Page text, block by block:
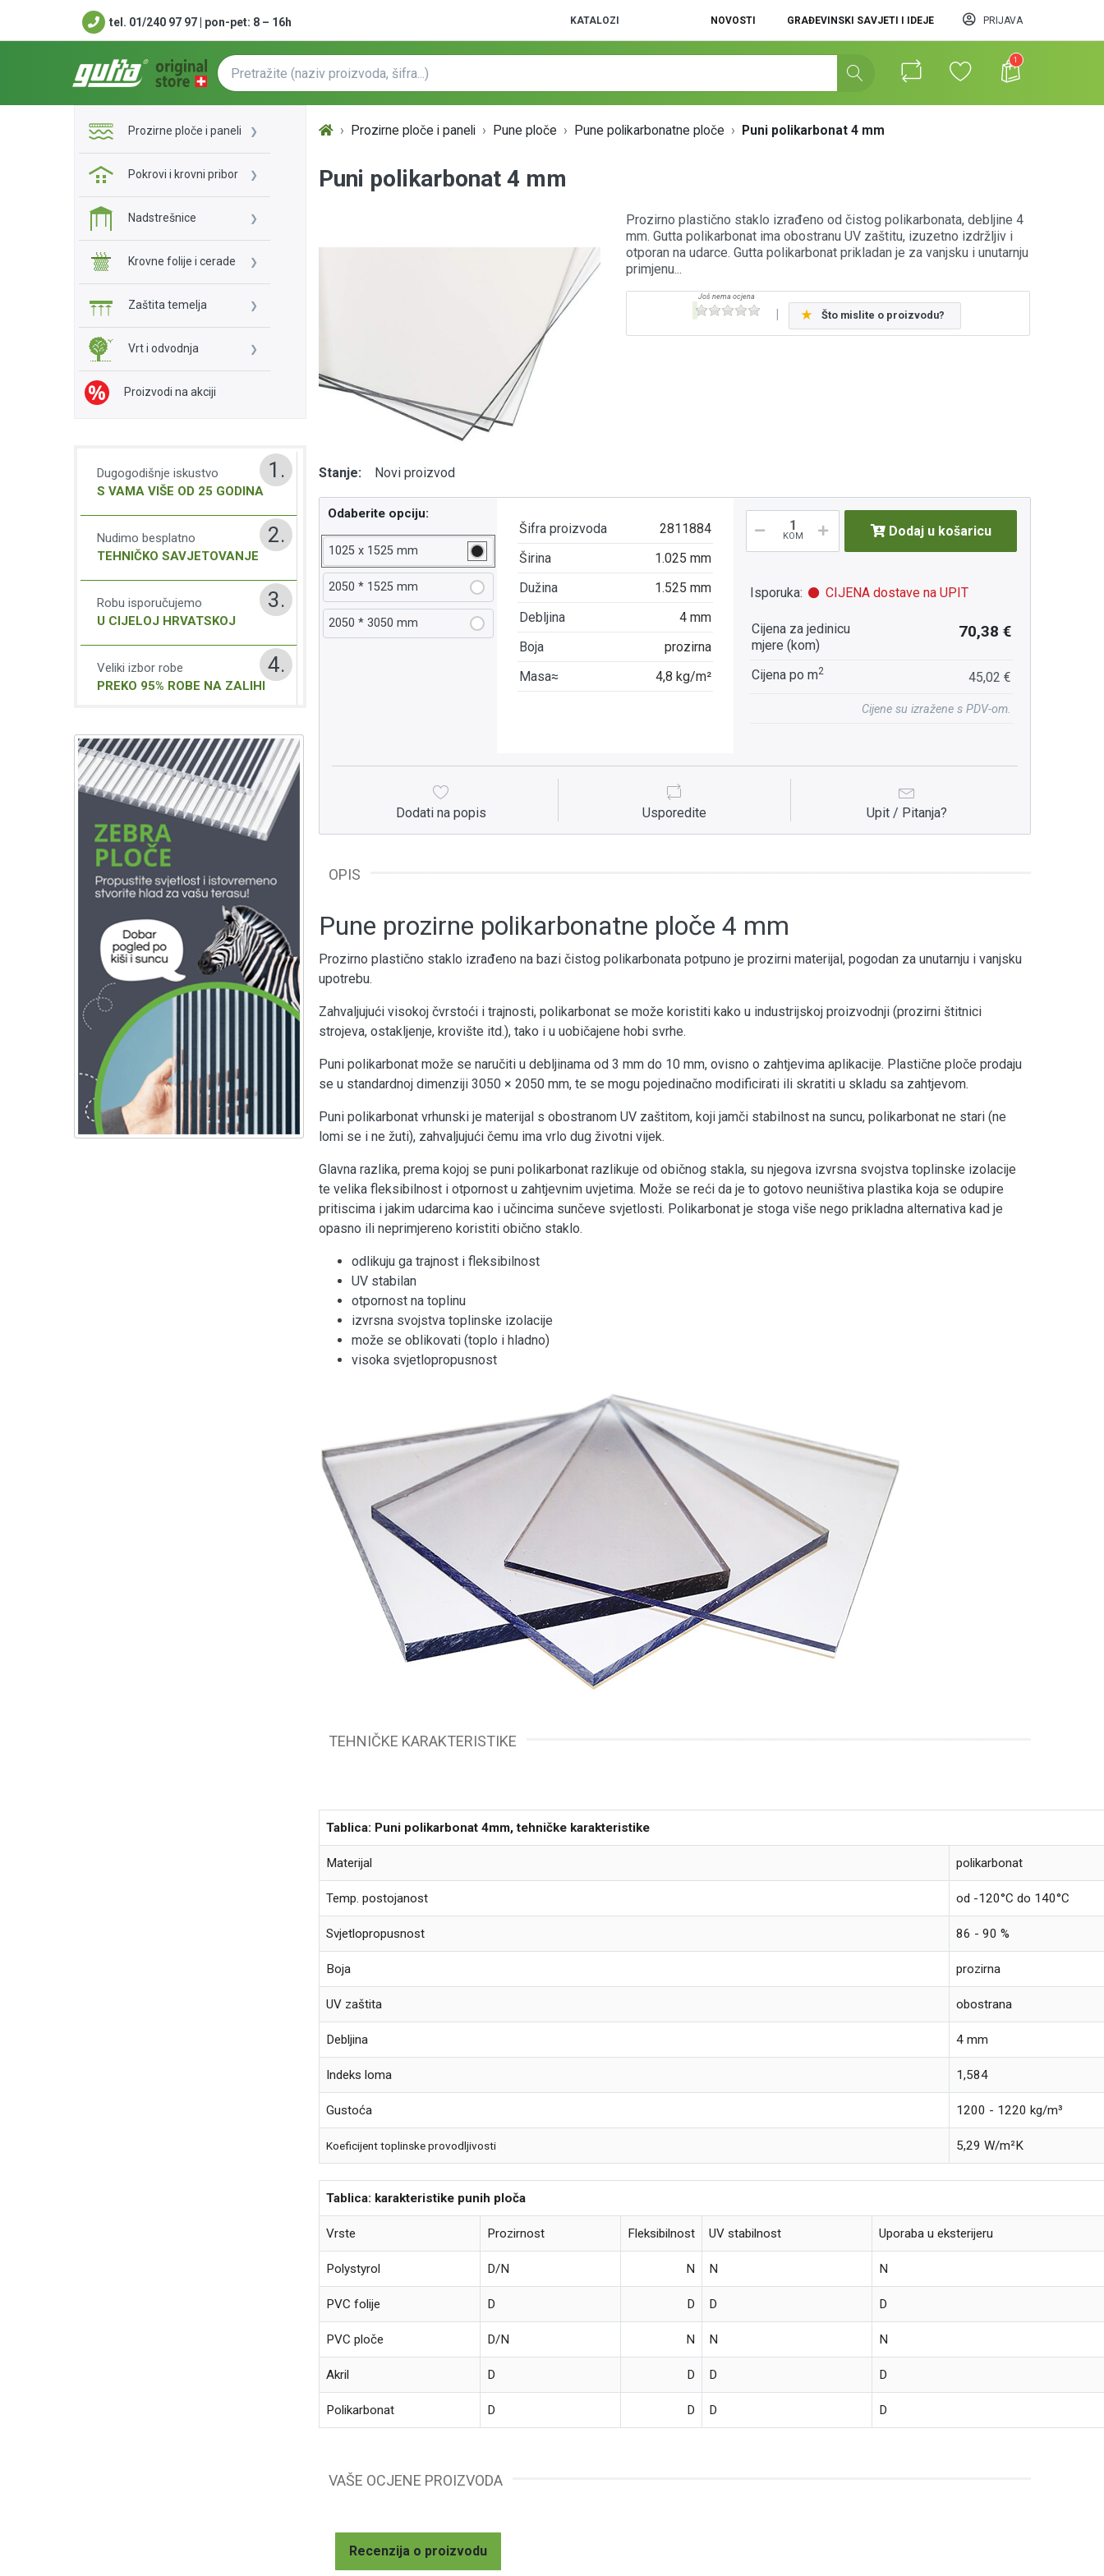
tel. 01/240 97 97 | pon-pet: 8 – 16h KATALOZI NOVOSTI GRAĐEVINSKI SAVJETI I IDEJE PRIJAVA
1
Prozirne ploče i paneli
Pokrovi i krovni pribor
Nadstrešnice
Krovne folije i cerade
Zaštita temelja
Vrt i odvodnja
Proizvodi na akciji
1.
Dugogodišnje iskustvo
S VAMA VIŠE OD 25 GODINA
2.
Nudimo besplatno
TEHNIČKO SAVJETOVANJE
3.
Robu isporučujemo
U CIJELOJ HRVATSKOJ
4.
Veliki izbor robe
PREKO 95% ROBE NA ZALIHI
Prozirne ploče i paneli Pune ploče Pune polikarbonatne ploče Puni polikarbonat 4 mm
Puni polikarbonat 4 mm
Prozirno plastično staklo izrađeno od čistog polikarbonata, debljine 4
mm. Gutta polikarbonat ima obostranu UV zaštitu, izuzetno izdržljiv i
otporan na udarce. Gutta polikarbonat prikladan je za vanjsku i unutarnju
primjenu...
Što mislite o proizvodu?
Stanje: Novi proizvod
Odaberite opciju:
1025 x 1525 mm
2050 * 1525 mm
2050 * 3050 mm
Šifra proizvoda
2811884
Širina
1.025 mm
Dužina
1.525 mm
Debljina
4 mm
Boja
prozirna
Masa≈
4,8 kg/m²
KOM Dodaj u košaricu
Isporuka: CIJENA dostave na UPIT
Cijena za jedinicu
mjere (kom)
70,38 €
Cijena po m2 45,02 €
Cijene su izražene s PDV-om.
Dodati na popis Usporedite Upit / Pitanja?
OPIS
Pune prozirne polikarbonatne ploče 4 mm
Prozirno plastično staklo izrađeno na bazi čistog polikarbonata potpuno je prozirni materijal, pogodan za unutarnju i vanjsku
upotrebu.
Zahvaljujući visokoj čvrstoći i trajnosti, polikarbonat se može koristiti kako u industrijskoj proizvodnji (prozirni štitnici
strojeva, ostakljenje, krovište itd.), tako i u uobičajene hobi svrhe.
Puni polikarbonat može se naručiti u debljinama od 3 mm do 10 mm, ovisno o zahtjevima aplikacije. Plastične ploče prodaju
se u standardnoj dimenziji 3050 × 2050 mm, te se mogu pojedinačno modificirati ili skratiti u skladu sa zahtjevom.
Puni polikarbonat vrhunski je materijal s obostranom UV zaštitom, koji jamči stabilnost na suncu, polikarbonat ne stari (ne
lomi se i ne žuti), zahvaljujući čemu ima vrlo dug životni vijek.
Glavna razlika, prema kojoj se puni polikarbonat razlikuje od običnog stakla, su njegova izvrsna svojstva toplinske izolacije
te velika fleksibilnost i otpornost u zahtjevnim uvjetima. Može se reći da je to gotovo neuništiva plastika koja se odupire
pritiscima i jakim udarcima kao i učincima sunčeve svjetlosti. Polikarbonat je stoga više nego prikladna alternativa kad je
opasno ili neprimjereno koristiti obično staklo.
odlikuju ga trajnost i fleksibilnost
UV stabilan
otpornost na toplinu
izvrsna svojstva toplinske izolacije
može se oblikovati (toplo i hladno)
visoka svjetlopropusnost
TEHNIČKE KARAKTERISTIKE
Tablica: Puni polikarbonat 4mm, tehničke karakteristike
Materijal polikarbonat
Temp. postojanost od -120°C do 140°C
Svjetlopropusnost 86 - 90 %
Boja prozirna
UV zaštita obostrana
Debljina 4 mm
Indeks loma 1,584
Gustoća 1200 - 1220 kg/m³
Koeficijent toplinske provodljivosti 5,29 W/m²K
Tablica: karakteristike punih ploča
Vrste Prozirnost Fleksibilnost UV stabilnost Uporaba u eksterijeru
Polystyrol D/N N N N
PVC folije D D D D
PVC ploče D/N N N N
Akril D D D D
Polikarbonat D D D D
VAŠE OCJENE PROIZVODA
Recenzija o proizvodu